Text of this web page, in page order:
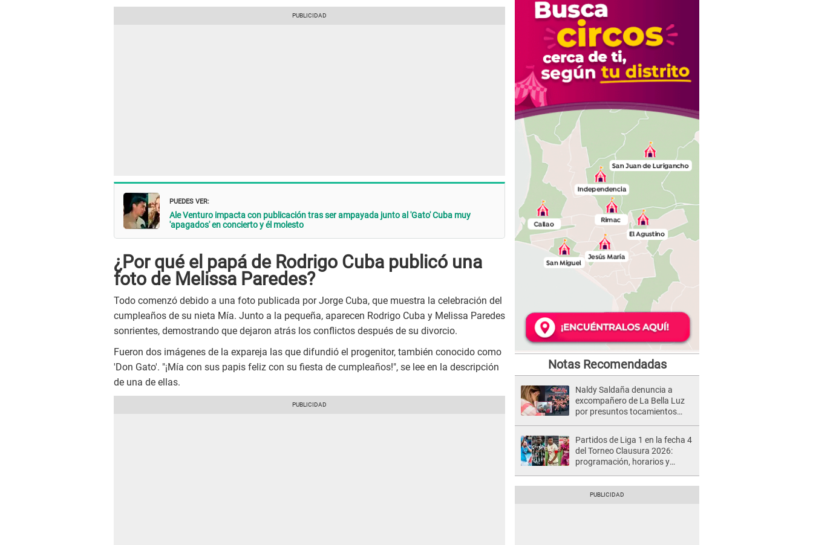
PUEDES VER:
Ale Venturo impacta con publicación tras ser ampayada junto al 'Gato' Cuba muy
'apagados' en concierto y él molesto
¿Por qué el papá de Rodrigo Cuba publicó una
foto de Melissa Paredes?
Todo comenzó debido a una foto publicada por Jorge Cuba, que muestra la celebración del
cumpleaños de su nieta Mía. Junto a la pequeña, aparecen Rodrigo Cuba y Melissa Paredes
sonrientes, demostrando que dejaron atrás los conflictos después de su divorcio.
Fueron dos imágenes de la expareja las que difundió el progenitor, también conocido como
'Don Gato'. "¡Mía con sus papis feliz con su fiesta de cumpleaños!", se lee en la descripción
de una de ellas.
Notas Recomendadas
Naldy Saldaña denuncia a
excompañero de La Bella Luz
por presuntos tocamientos
Partidos de Liga 1 en la fecha 4
del Torneo Clausura 2026:
programación, horarios y